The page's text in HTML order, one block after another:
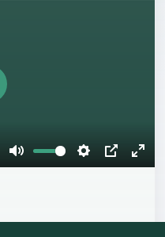
Mute Settings
PIP
Enter